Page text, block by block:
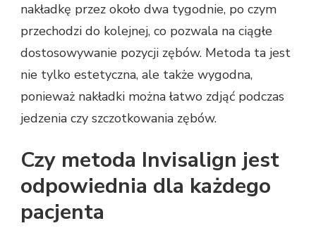
nakładkę przez około dwa tygodnie, po czym
przechodzi do kolejnej, co pozwala na ciągłe
dostosowywanie pozycji zębów. Metoda ta jest
nie tylko estetyczna, ale także wygodna,
ponieważ nakładki można łatwo zdjąć podczas
jedzenia czy szczotkowania zębów.
Czy metoda Invisalign jest
odpowiednia dla każdego
pacjenta